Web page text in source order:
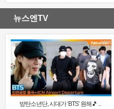
뉴스엔TV
방탄소년단, 시대가 ‘BTS’ 원해🎵 ..